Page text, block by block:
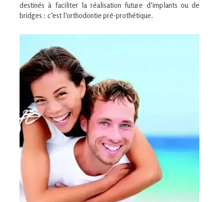
destinés à faciliter la réalisation future d’implants ou de
bridges : c’est l’orthodontie pré-prothétique.